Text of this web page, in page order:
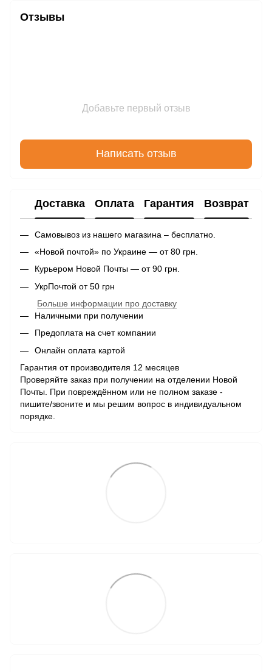
Отзывы
Добавьте первый отзыв
Написать отзыв
Доставка Оплата Гарантия Возврат
Самовывоз из нашего магазина – бесплатно.
«Новой почтой» по Украине — от 80 грн.
Курьером Новой Почты — от 90 грн.
УкрПочтой от 50 грн
Больше информации про доставку
Наличными при получении
Предоплата на счет компании
Онлайн оплата картой
Гарантия от производителя 12 месяцев
Проверяйте заказ при получении на отделении Новой
Почты. При повреждённом или не полном заказе -
пишите/звоните и мы решим вопрос в индивидуальном
порядке.